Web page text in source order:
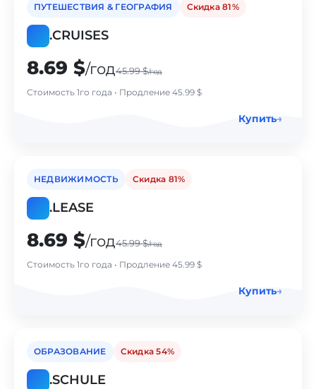
ПУТЕШЕСТВИЯ & ГЕОГРАФИЯ Cкидка 81%
.CRUISES
8.69 $/год45.99 $/год
Стоимость 1го года • Продление 45.99 $
Купить→
НЕДВИЖИМОСТЬ Cкидка 81%
.LEASE
8.69 $/год45.99 $/год
Стоимость 1го года • Продление 45.99 $
Купить→
ОБРАЗОВАНИЕ Cкидка 54%
.SCHULE